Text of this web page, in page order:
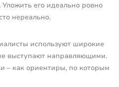
его идеально ровно
нереально.
используют широкие
выступают направляющими.
– как ориентиры, по которым